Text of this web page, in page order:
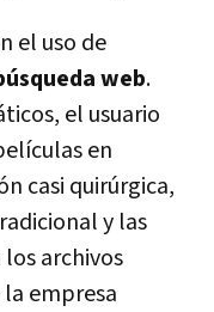
el uso de
web.
el usuario
en
casi quirúrgica,
y las
archivos
empresa